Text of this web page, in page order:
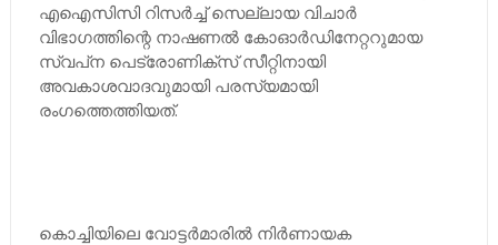
എഐസിസി റിസര്‍ച്ച്‌ സെല്ലായ വിചാര്‍
വിഭാഗത്തിന്റെ നാഷണല്‍ കോഓര്‍ഡിനേറ്ററുമായ
സ്വപ്‌ന പെട്രോണിക്‌സ് സീറ്റിനായി
അവകാശവാദവുമായി പരസ്യമായി
രംഗത്തെത്തിയത്.
കൊച്ചിയിലെ വോട്ടര്‍മാരില്‍ നിര്‍ണായക